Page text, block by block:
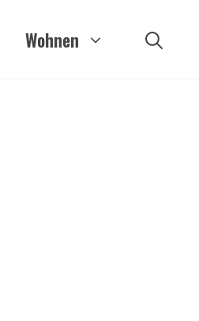
Wohnen